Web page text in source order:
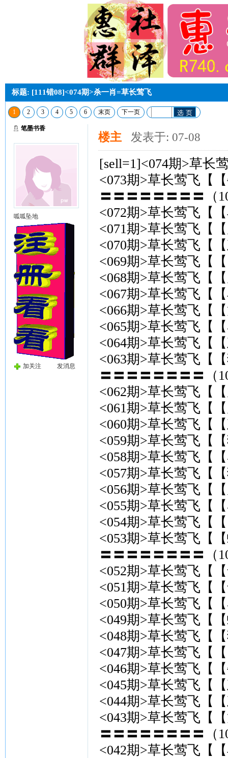
标题: [111错08]<074期>杀一肖=草长莺飞
1 2 3 4 5 6 末页 下一页 选 页
笔墨书香
呱呱坠地
加关注 发消息
楼主 发表于: 07-08
[sell=1]<074期>草长
<073期>草长莺飞【
〓〓〓〓〓〓〓〓（
<072期>草长莺飞【
<071期>草长莺飞【
<070期>草长莺飞【
<069期>草长莺飞【
<068期>草长莺飞【
<067期>草长莺飞【
<066期>草长莺飞【
<065期>草长莺飞【
<064期>草长莺飞【
<063期>草长莺飞【
〓〓〓〓〓〓〓〓（
<062期>草长莺飞【
<061期>草长莺飞【
<060期>草长莺飞【
<059期>草长莺飞【
<058期>草长莺飞【
<057期>草长莺飞【
<056期>草长莺飞【
<055期>草长莺飞【
<054期>草长莺飞【
<053期>草长莺飞【
〓〓〓〓〓〓〓〓（
<052期>草长莺飞【
<051期>草长莺飞【
<050期>草长莺飞【
<049期>草长莺飞【
<048期>草长莺飞【
<047期>草长莺飞【
<046期>草长莺飞【
<045期>草长莺飞【
<044期>草长莺飞【
<043期>草长莺飞【
〓〓〓〓〓〓〓〓（
<042期>草长莺飞【